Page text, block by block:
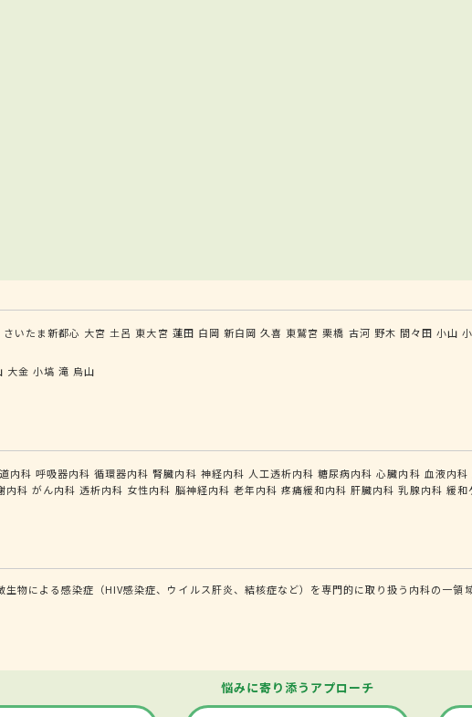
さいたま新都心 大宮 土呂 東大宮 蓮田 白岡 新白岡 久喜 東鷲宮 栗橋 古河 野木 間々田 小山
大金 小塙 滝 烏山
内科 呼吸器内科 循環器内科 腎臓内科 神経内科 人工透析内科 糖尿病内科 心臓内科 血液内科
内科 がん内科 透析内科 女性内科 脳神経内科 老年内科 疼痛緩和内科 肝臓内科 乳腺内科 緩和
物による感染症（HIV感染症、ウイルス肝炎、結核症など）を専門的に取り扱う内科の一領域
悩みに寄り添うアプローチ